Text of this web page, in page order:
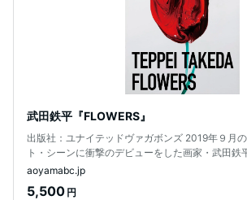
武田鉄平『FLOWERS』
出版社：ユナイテッドヴァガボンズ 2019年９月
ト・シーンに衝撃のデビューをした画家・武田鉄
aoyamabc.jp
5,500 円